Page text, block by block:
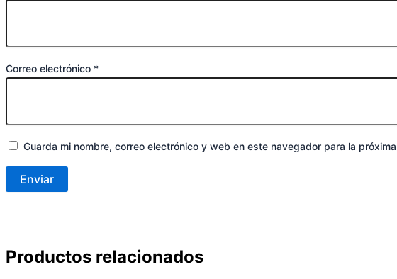
Correo electrónico *
Guarda mi nombre, correo electrónico y web en este navegador para la
Productos relacionados